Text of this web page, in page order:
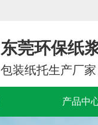
东莞环保纸
包装纸托生产厂家
产品中